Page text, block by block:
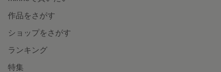
作品をさがす
ショップをさがす
ランキング
特集